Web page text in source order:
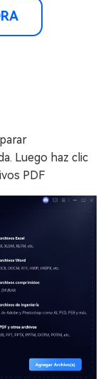
Luego haz clic
PDF